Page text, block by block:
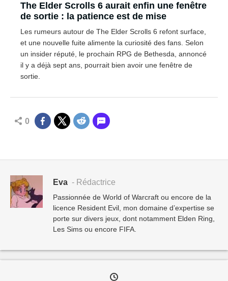
The Elder Scrolls 6 aurait enfin une fenêtre
de sortie : la patience est de mise
Les rumeurs autour de The Elder Scrolls 6 refont surface,
et une nouvelle fuite alimente la curiosité des fans. Selon
un insider réputé, le prochain RPG de Bethesda, annoncé
il y a déjà sept ans, pourrait bien avoir une fenêtre de
sortie.
0
Eva - Rédactrice
Passionnée de World of Warcraft ou encore de la
licence Resident Evil, mon domaine d’expertise se
porte sur divers jeux, dont notamment Elden Ring,
Les Sims ou encore FIFA.